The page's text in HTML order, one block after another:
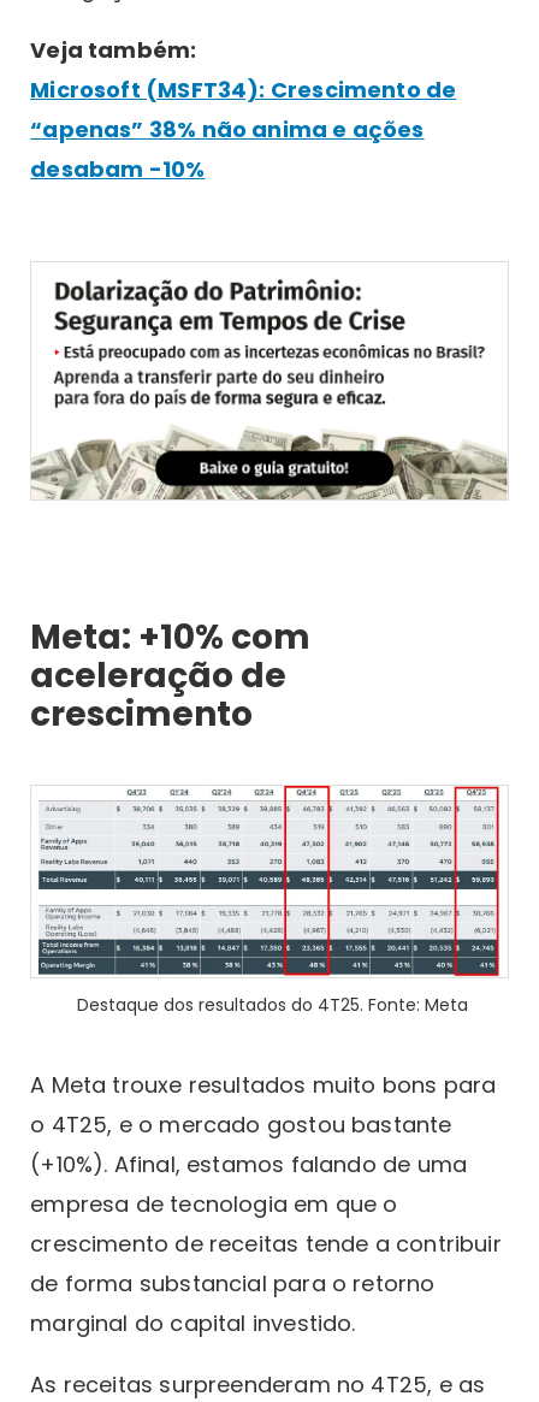
Veja também:
Microsoft (MSFT34): Crescimento de
“apenas” 38% não anima e ações
desabam -10%
Meta: +10% com
aceleração de
crescimento
Destaque dos resultados do 4T25. Fonte: Meta
A Meta trouxe resultados muito bons para
o 4T25, e o mercado gostou bastante
(+10%). Afinal, estamos falando de uma
empresa de tecnologia em que o
crescimento de receitas tende a contribuir
de forma substancial para o retorno
marginal do capital investido.
As receitas surpreenderam no 4T25, e as